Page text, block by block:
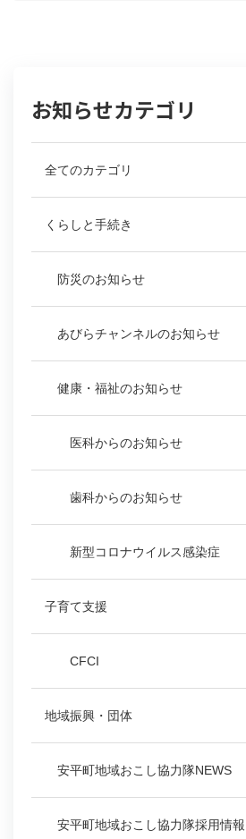
お知らせカテゴリ
全てのカテゴリ
くらしと手続き
防災のお知らせ
あびらチャンネルのお知らせ
健康・福祉のお知らせ
医科からのお知らせ
歯科からのお知らせ
新型コロナウイルス感染症
子育て支援
CFCI
地域振興・団体
安平町地域おこし協力隊NEWS
安平町地域おこし協力隊採用情報